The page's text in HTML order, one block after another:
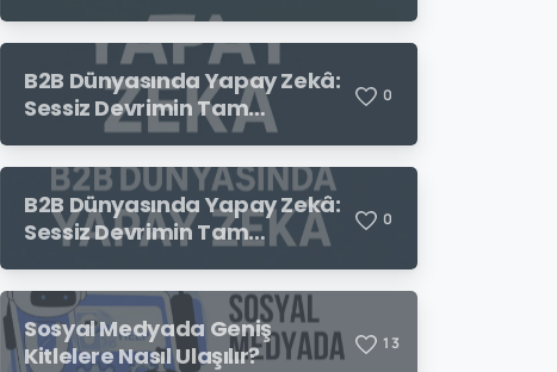
B2B Dünyasında Yapay Zekâ:
Sessiz Devrimin Tam
Ortasındayız
0
B2B Dünyasında Yapay Zekâ:
Sessiz Devrimin Tam
0
Sosyal Medyada Geniş
Kitlelere Nasıl Ulaşılır?
13